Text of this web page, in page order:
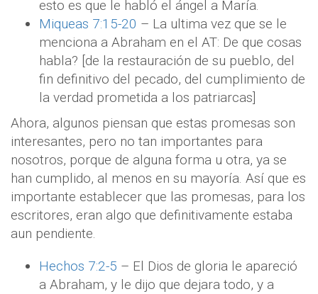
esto es que le habló el ángel a María.
Miqueas 7:15-20 – La ultima vez que se le
menciona a Abraham en el AT: De que cosas
habla? [de la restauración de su pueblo, del
fin definitivo del pecado, del cumplimiento de
la verdad prometida a los patriarcas]
Ahora, algunos piensan que estas promesas son
interesantes, pero no tan importantes para
nosotros, porque de alguna forma u otra, ya se
han cumplido, al menos en su mayoría. Así que es
importante establecer que las promesas, para los
escritores, eran algo que definitivamente estaba
aun pendiente.
Hechos 7:2-5 – El Dios de gloria le apareció
a Abraham, y le dijo que dejara todo, y a